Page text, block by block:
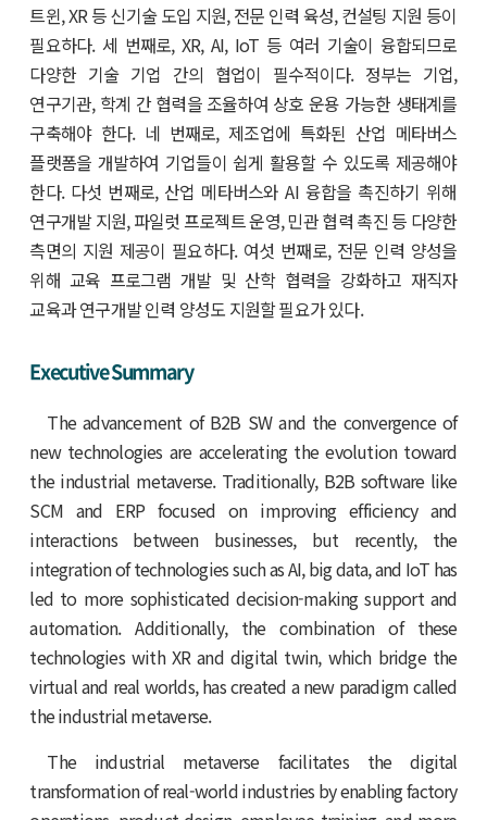
트윈, XR 등 신기술 도입 지원, 전문 인력 육성, 컨설팅 지원 등이
필요하다. 세 번째로, XR, AI, IoT 등 여러 기술이 융합되므로
다양한 기술 기업 간의 협업이 필수적이다. 정부는 기업,
연구기관, 학계 간 협력을 조율하여 상호 운용 가능한 생태계를
구축해야 한다. 네 번째로, 제조업에 특화된 산업 메타버스
플랫폼을 개발하여 기업들이 쉽게 활용할 수 있도록 제공해야
한다. 다섯 번째로, 산업 메타버스와 AI 융합을 촉진하기 위해
연구개발 지원, 파일럿 프로젝트 운영, 민관 협력 촉진 등 다양한
측면의 지원 제공이 필요하다. 여섯 번째로, 전문 인력 양성을
위해 교육 프로그램 개발 및 산학 협력을 강화하고 재직자
교육과 연구개발 인력 양성도 지원할 필요가 있다.
Executive Summary
The advancement of B2B SW and the convergence of
new technologies are accelerating the evolution toward
the industrial metaverse. Traditionally, B2B software like
SCM and ERP focused on improving efficiency and
interactions between businesses, but recently, the
integration of technologies such as AI, big data, and IoT has
led to more sophisticated decision-making support and
automation. Additionally, the combination of these
technologies with XR and digital twin, which bridge the
virtual and real worlds, has created a new paradigm called
the industrial metaverse.
The industrial metaverse facilitates the digital
transformation of real-world industries by enabling factory